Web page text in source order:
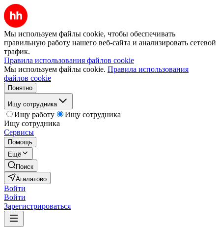
Мы используем файлы cookie, чтобы обеспечивать
правильную работу нашего веб-сайта и анализировать сетевой
трафик.
Правила использования файлов cookie
Мы используем файлы cookie. Правила использования
файлов cookie
Понятно
Ищу сотрудника
Ищу работу
Ищу сотрудника
Ищу сотрудника
Сервисы
Помощь
Ещё
Поиск
Агалатово
Войти
Войти
Зарегистрироваться